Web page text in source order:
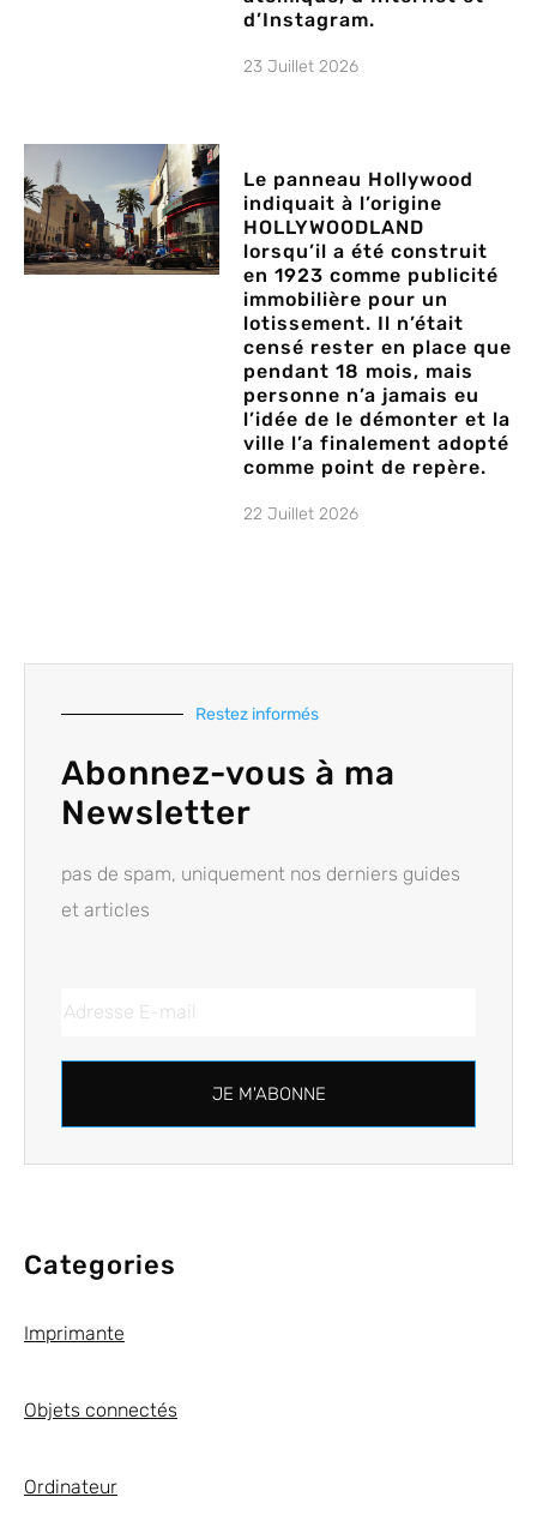
d’Instagram.
23 Juillet 2026
Le panneau Hollywood
indiquait à l’origine
HOLLYWOODLAND
lorsqu’il a été construit
en 1923 comme publicité
immobilière pour un
lotissement. Il n’était
censé rester en place que
pendant 18 mois, mais
personne n’a jamais eu
l’idée de le démonter et la
ville l’a finalement adopté
comme point de repère.
22 Juillet 2026
Restez informés
Abonnez-vous à ma
Newsletter
pas de spam, uniquement nos derniers guides
et articles
JE M'ABONNE
Categories
Imprimante
Objets connectés
Ordinateur